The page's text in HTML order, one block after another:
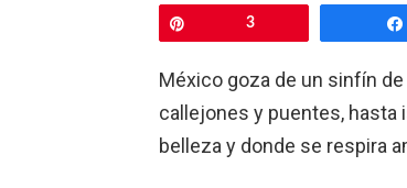
3
México goza de un sinfín
callejones y puentes, hasta
belleza y donde se respira